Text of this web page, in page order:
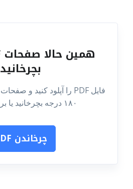
بچرخانید
۱۸۰ درجه بچرخانید یا برعکس کنید.
چرخاندن PDF